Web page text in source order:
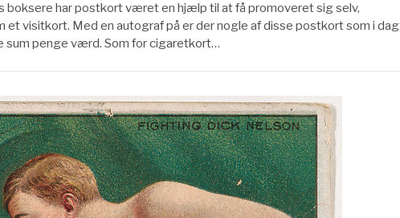
boksere har postkort været en hjælp til at få promoveret sig selv,
et visitkort. Med en autograf på er der nogle af disse postkort som i dag
sum penge værd. Som for cigaretkort…